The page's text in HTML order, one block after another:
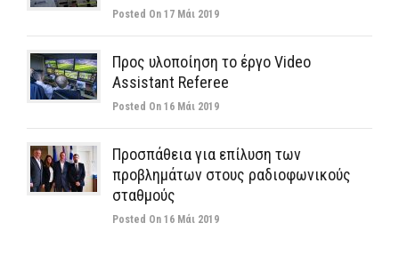
Posted On 17 Μάι 2019
Προς υλοποίηση το έργο Video
Assistant Referee
Posted On 16 Μάι 2019
Προσπάθεια για επίλυση των
προβλημάτων στους ραδιοφωνικούς
σταθμούς
Posted On 16 Μάι 2019